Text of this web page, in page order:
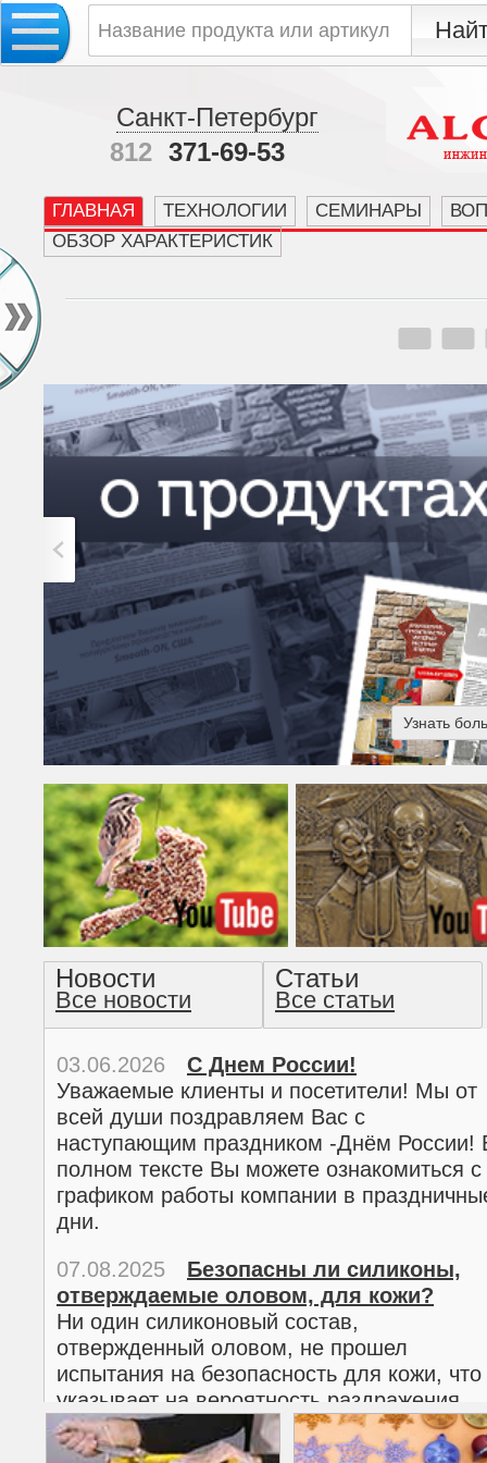
Санкт-Петербург
812 371-69-53
ГЛАВНАЯ ТЕХНОЛОГИИ СЕМИНАРЫ
ОБЗОР ХАРАКТЕРИСТИК
Узнать
Американская готика -
прочтение методом
Новости
Все новости
Статьи
Все статьи
03.06.2026
С Днем России!
Уважаемые клиенты и посетители! Мы от
всей души поздравляем Вас с
наступающим праздником -Днём России!
полном тексте Вы можете ознакомиться с
графиком работы компании в
дни.
02.03.2026
С 8 марта!
Дорогие женщины!
Поздравляем Вас с наступающим
Международным женским днем 8 марта!
полном тексте можно ознакомиться с
графиком работы компании в
07.08.2025
Безопасны ли силиконы,
отверждаемые оловом, для кожи?
Ни один силиконовый состав,
отвержденный оловом, не прошел
испытания на безопасность для кожи, что
указывает на вероятность раздражения
кожи.